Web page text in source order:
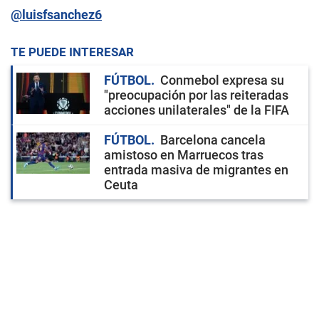
@luisfsanchez6
TE PUEDE INTERESAR
FÚTBOL
Conmebol expresa su
"preocupación por las reiteradas
acciones unilaterales" de la FIFA
FÚTBOL
Barcelona cancela
amistoso en Marruecos tras
entrada masiva de migrantes en
Ceuta